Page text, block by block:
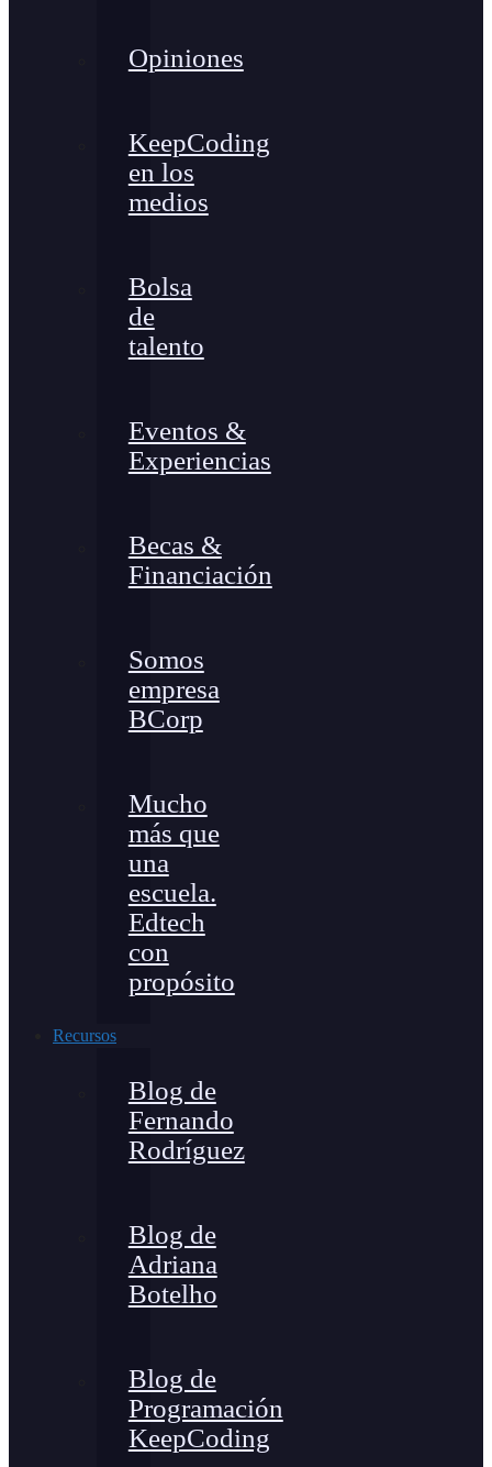
Opiniones
KeepCoding
en los
medios
Bolsa
de
talento
Eventos &
Experiencias
Becas &
Financiación
Somos
empresa
BCorp
Mucho
más que
una
escuela.
Edtech
con
propósito
Recursos
Blog de
Fernando
Rodríguez
Blog de
Adriana
Botelho
Blog de
Programación
KeepCoding